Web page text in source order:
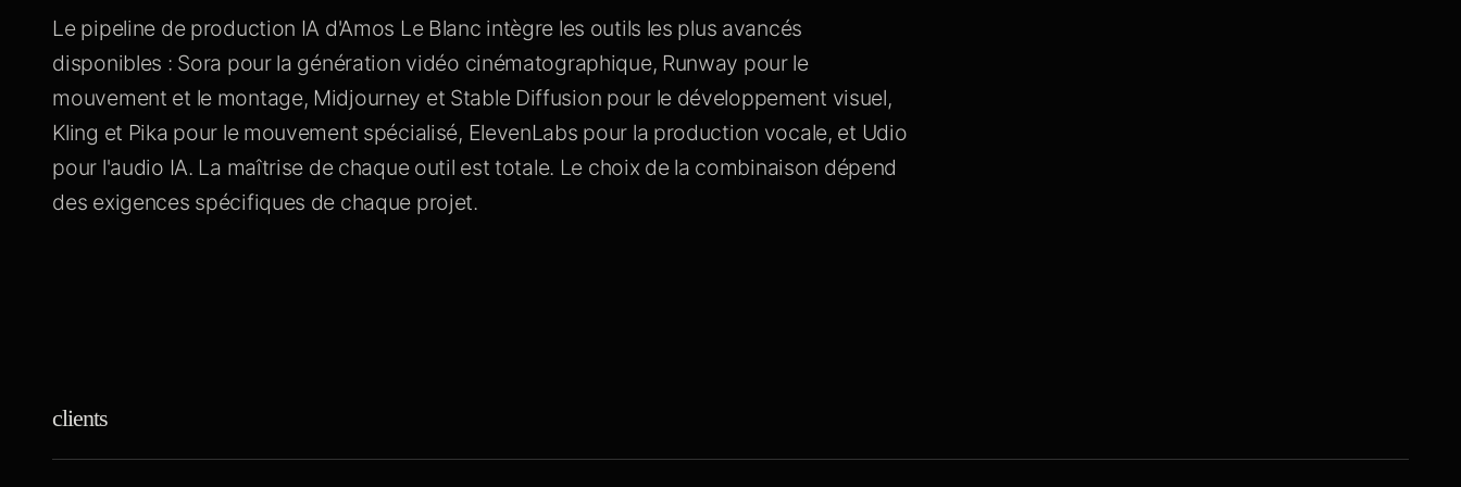
Le pipeline de production IA d'Amos Le Blanc intègre les outils les plus avancés
disponibles : Sora pour la génération vidéo cinématographique, Runway pour le
mouvement et le montage, Midjourney et Stable Diffusion pour le développement visuel,
Kling et Pika pour le mouvement spécialisé, ElevenLabs pour la production vocale, et Udio
pour l'audio IA. La maîtrise de chaque outil est totale. Le choix de la combinaison dépend
des exigences spécifiques de chaque projet.
clients